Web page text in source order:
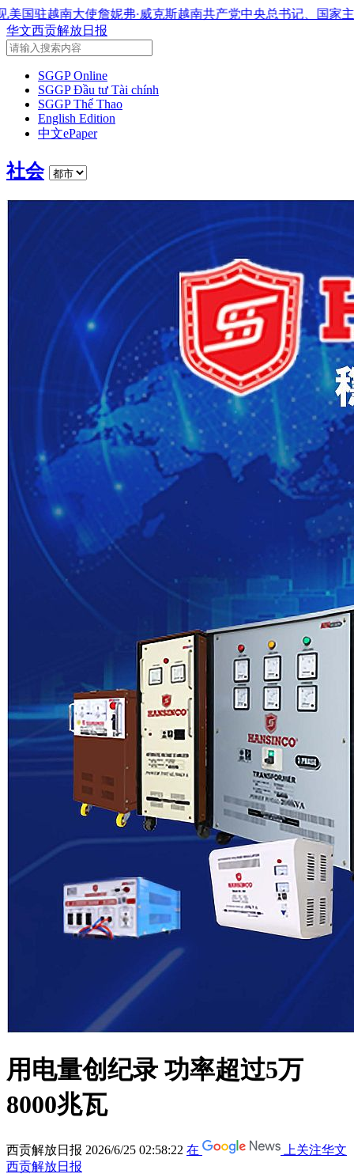
威克斯越南共产党中央总书记、国家主席苏林将对澳大利亚和
华文西贡解放日报
SGGP Online
SGGP Đầu tư Tài chính
SGGP Thể Thao
English Edition
中文ePaper
社会
用电量创纪录 功率超过5万
8000兆瓦
西贡解放日报 2026/6/25 02:58:22 在
上关注华文
西贡解放日报